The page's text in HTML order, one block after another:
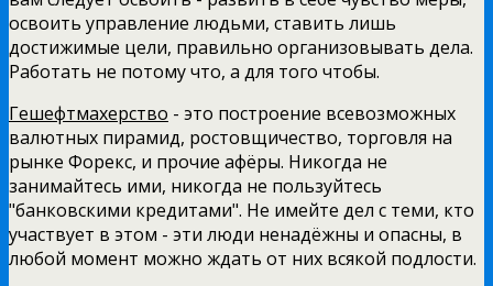
освоить управление людьми, ставить лишь
достижимые цели, правильно организовывать дела.
Работать не потому что, а для того чтобы.
Гешефтмахерство - это построение всевозможных
валютных пирамид, ростовщичество, торговля на
рынке Форекс, и прочие афёры. Никогда не
занимайтесь ими, никогда не пользуйтесь
"банковскими кредитами". Не имейте дел с теми, кто
участвует в этом - эти люди ненадёжны и опасны, в
любой момент можно ждать от них всякой подлости.